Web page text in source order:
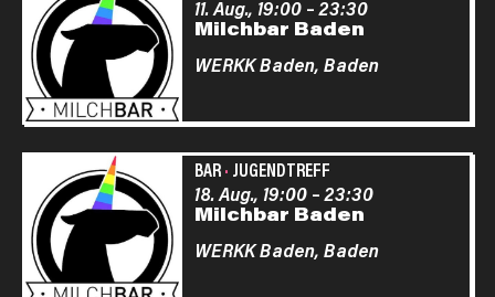
Milchbar Baden
11. Aug., 19:00–23:30
WERKK Baden, Baden
BAR· JUGENDTREFF
Milchbar Baden
18. Aug., 19:00–23:30
WERKK Baden, Baden